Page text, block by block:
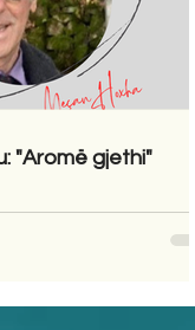
"Aromë gjethi"